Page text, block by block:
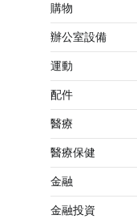
購物
辦公室設備
運動
配件
醫療
醫療保健
金融
金融投資